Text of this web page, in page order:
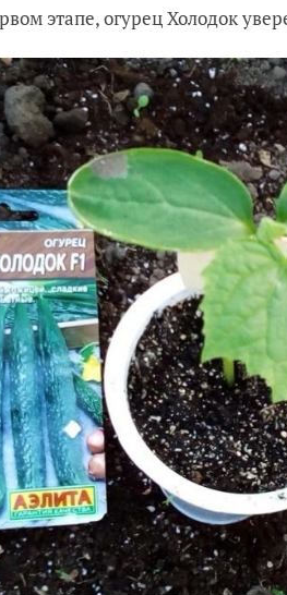
этапе, огурец Холодок